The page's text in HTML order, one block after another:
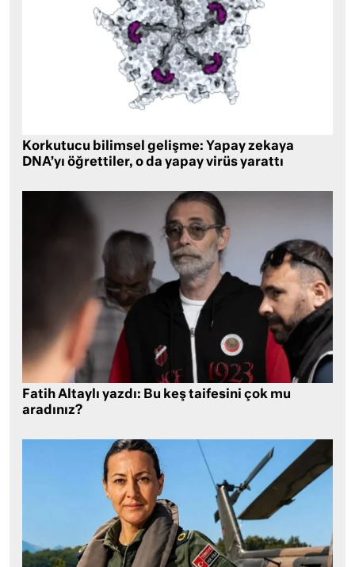
Korkutucu bilimsel gelişme: Yapay zekaya
DNA’yı öğrettiler, o da yapay virüs yarattı
Fatih Altaylı yazdı: Bu keş taifesini çok mu
aradınız?